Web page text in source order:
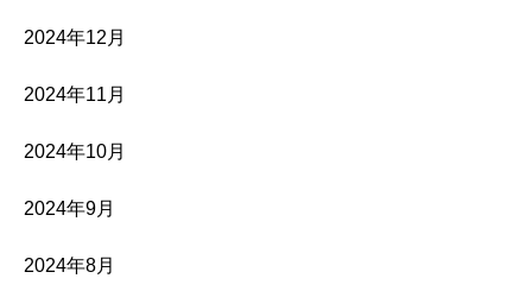
2024年12月
2024年11月
2024年10月
2024年9月
2024年8月